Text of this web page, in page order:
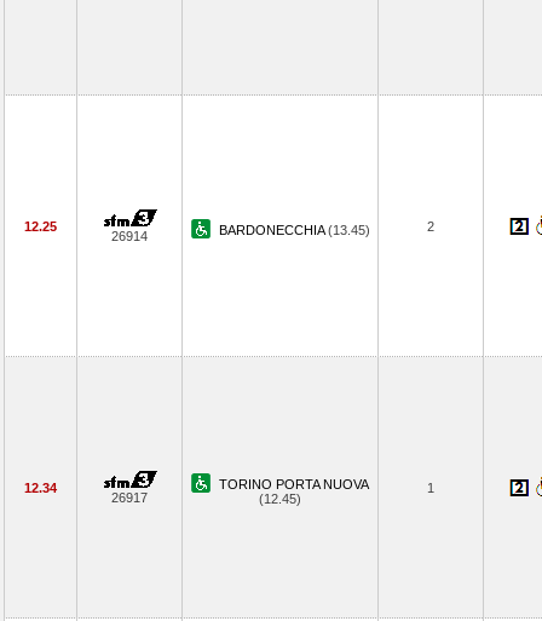
12.25
26914 BARDONECCHIA(13.45) 2
12.34
26917
TORINO PORTA NUOVA
(12.45)
1